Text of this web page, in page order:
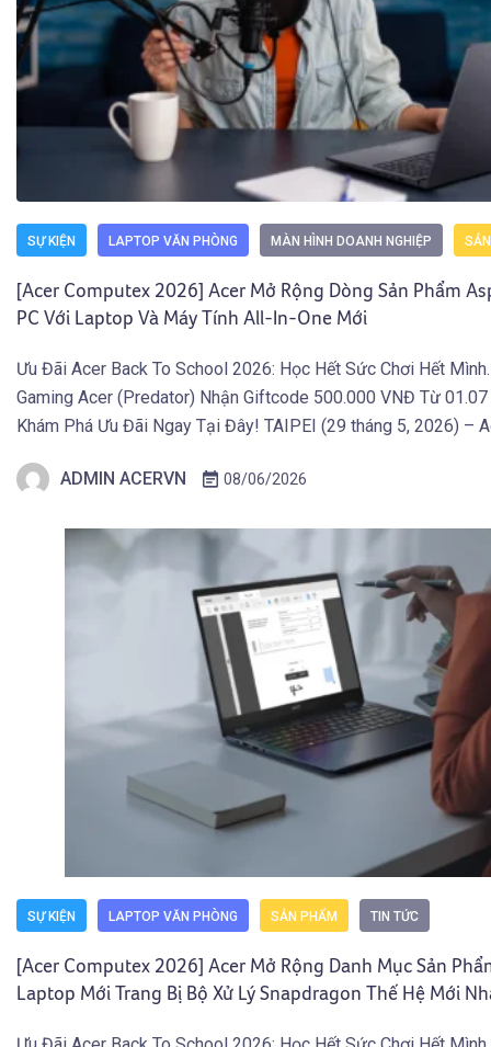
SỰ KIỆN LAPTOP VĂN PHÒNG MÀN HÌNH DOANH NGHIỆP
[Acer Computex 2026] Acer Mở Rộng Dòng Sản Phẩm
PC Với Laptop Và Máy Tính All-In-One Mới
Ưu Đãi Acer Back To School 2026: Học Hết Sức Chơi Hết
Gaming Acer (Predator) Nhận Giftcode 500.000 VNĐ Từ
Khám Phá Ưu Đãi Ngay Tại Đây! TAIPEI (29 tháng 5, 2026) –
ADMIN ACERVN
08/06/2026
SỰ KIỆN LAPTOP VĂN PHÒNG SẢN PHẨM TIN TỨC
[Acer Computex 2026] Acer Mở Rộng Danh Mục Sản
Laptop Mới Trang Bị Bộ Xử Lý Snapdragon Thế Hệ Mới